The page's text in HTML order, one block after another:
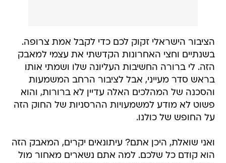
הציבור הישראלי זקוק לכם כדי לקבל אמת צרופה.
בשנתיים וחצי האחרונות הקדשתי את עצמי למאבק
הזה. לי ברורה החשיבות העליונה שלו ושמתי אותו
בראש סדר מעייני, אבל לציבור הרחב המשמעות
והסכנה של המהלכים האלה עדיין לא ברורות, והוא
פשוט לא מודע למשמעויות ההרסניות של החוק הזה
על החופש של כולנו.
ואני שואלת, היכן אתם? עיתונאים יקרים, המאבק הזה
הוא קודם כל שלכם. למה אתם נשארים מאחור מול